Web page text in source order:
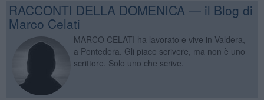
RACCONTI DELLA DOMENICA — il Blog di
Marco Celati
MARCO CELATI ha lavorato e vive in Valdera,
a Pontedera. Gli piace scrivere, ma non è uno
scrittore. Solo uno che scrive.